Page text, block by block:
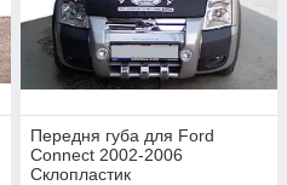
Передня губа для Ford
Connect 2002-2006
Склопластик